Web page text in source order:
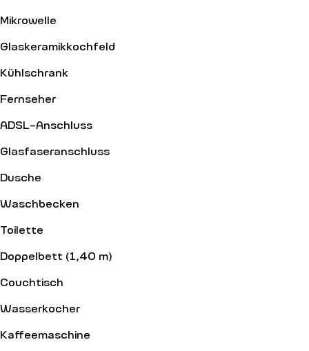
Mikrowelle
Glaskeramikkochfeld
Kühlschrank
Fernseher
ADSL-Anschluss
Glasfaseranschluss
Dusche
Waschbecken
Toilette
Doppelbett (1,40 m)
Couchtisch
Wasserkocher
Kaffeemaschine